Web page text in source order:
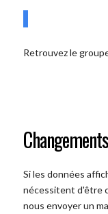
Retrouvez le
Si les données
nécessitent d'être
nous envoyer un